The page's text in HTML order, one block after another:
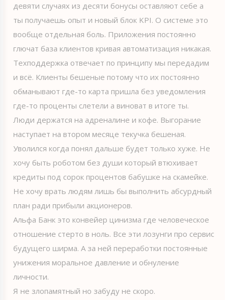
девяти случаях из десяти бонусы оставляют себе а
ты получаешь опыт и новый блок KPI. О системе это
вообще отдельная боль. Приложения постоянно
глючат база клиентов кривая автоматизация никакая.
Техподдержка отвечает по принципу мы передадим
и всё. Клиенты бешеные потому что их постоянно
обманывают где-то карта пришла без уведомления
где-то проценты слетели а виноват в итоге ты.
Люди держатся на адреналине и кофе. Выгорание
наступает на втором месяце текучка бешеная.
Уволился когда понял дальше будет только хуже. Не
хочу быть роботом без души который втюхивает
кредиты под сорок процентов бабушке на скамейке.
Не хочу врать людям лишь бы выполнить абсурдный
план ради прибыли акционеров.
Альфа Банк это конвейер цинизма где человеческое
отношение стерто в ноль. Все эти лозунги про сервис
будущего ширма. А за ней переработки постоянные
унижения моральное давление и обнуление
личности.
Я не злопамятный но забуду не скоро.